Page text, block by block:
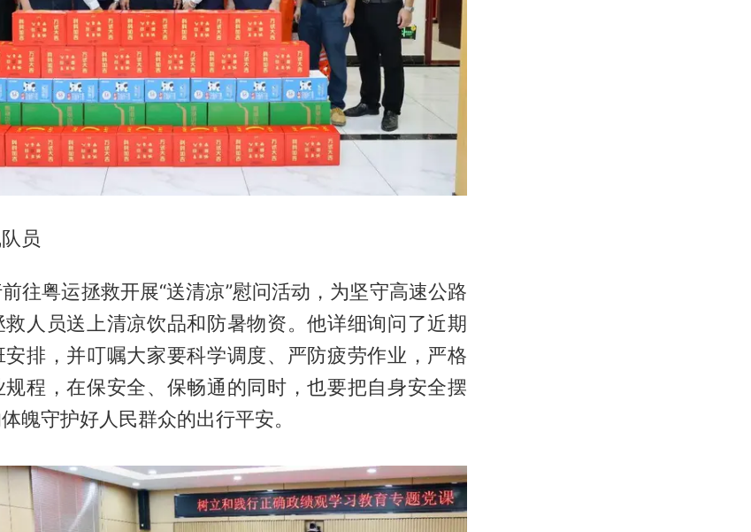
员
往粤运拯救开展“送清凉”慰问活动，为坚守高速公路
人员送上清凉饮品和防暑物资。他详细询问了近期
排，并叮嘱大家要科学调度、严防疲劳作业，严格
程，在保安全、保畅通的同时，也要把自身安全摆
魄守护好人民群众的出行平安。